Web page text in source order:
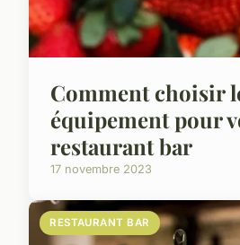
Comment choisir
équipement pour
restaurant bar
17 novembre 2023
RESTAURANT BAR